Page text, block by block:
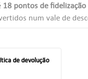
18pontos de fidelização
num vale de
de devolução